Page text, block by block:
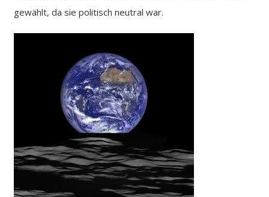
gewählt, da sie politisch neutral war.